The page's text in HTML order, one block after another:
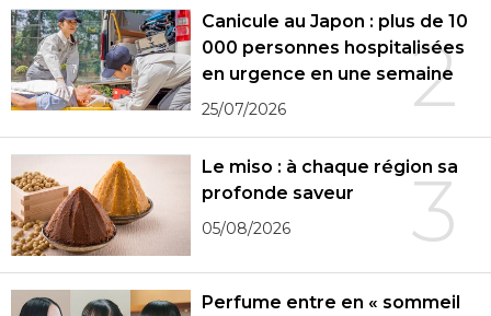
2
Canicule au Japon : plus de 10
000 personnes hospitalisées
en urgence en une semaine
25/07/2026
3
Le miso : à chaque région sa
profonde saveur
05/08/2026
Perfume entre en « sommeil